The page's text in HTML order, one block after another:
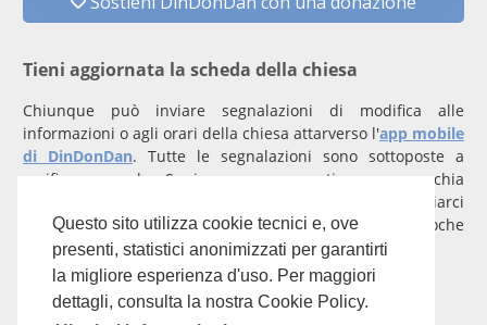
Questo sito utilizza cookie tecnici e, ove
presenti, statistici anonimizzati per garantirti
la migliore esperienza d'uso. Per maggiori
dettagli, consulta la nostra Cookie Policy.
Tieni aggiornata la scheda della chiesa
Chiunque può inviare segnalazioni di modifica alle
informazioni o agli orari della chiesa attarverso l'app mobile
di DinDonDan. Tutte le segnalazioni sono sottoposte a
verifica manuale. Se invece rappresenti una parrocchia
con un account verificato per inviarci
comunicazioni prioritarie che saranno gestite entro poche
Per qualunque domanda scrivi ainfo@dindondan.app